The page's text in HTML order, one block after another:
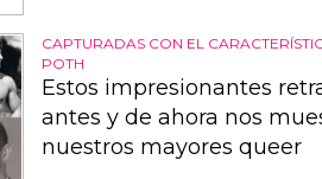
CAPTURADAS CON EL
POTH
Estos impresionantes
antes y de ahora nos
nuestros mayores queer